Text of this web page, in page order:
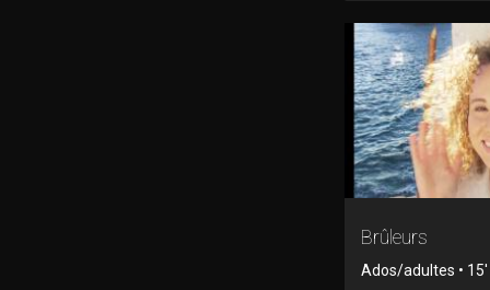
Brûleurs
Ados/adultes • 15'